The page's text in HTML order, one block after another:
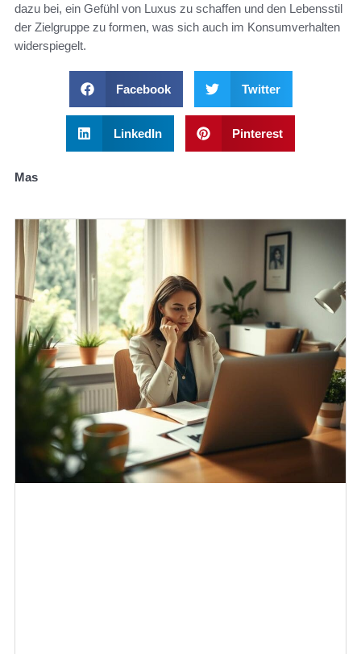
dazu bei, ein Gefühl von Luxus zu schaffen und den Lebensstil
der Zielgruppe zu formen, was sich auch im Konsumverhalten
widerspiegelt.
Facebook Twitter
LinkedIn Pinterest
Mas